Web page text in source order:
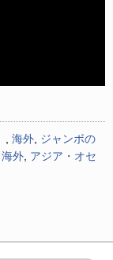
海外 ジャンボの
海外 アジア・オセ